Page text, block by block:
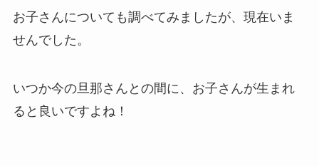
お子さんについても調べてみましたが、現在いま
せんでした。
いつか今の旦那さんとの間に、お子さんが生まれ
ると良いですよね！